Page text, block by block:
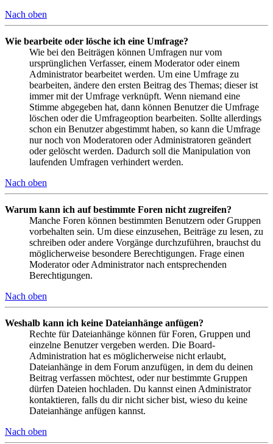
Nach oben
Wie bearbeite oder lösche ich eine Umfrage?
Wie bei den Beiträgen können Umfragen nur vom
ursprünglichen Verfasser, einem Moderator oder einem
Administrator bearbeitet werden. Um eine Umfrage zu
bearbeiten, ändere den ersten Beitrag des Themas; dieser ist
immer mit der Umfrage verknüpft. Wenn niemand eine
Stimme abgegeben hat, dann können Benutzer die Umfrage
löschen oder die Umfrageoption bearbeiten. Sollte allerdings
schon ein Benutzer abgestimmt haben, so kann die Umfrage
nur noch von Moderatoren oder Administratoren geändert
oder gelöscht werden. Dadurch soll die Manipulation von
laufenden Umfragen verhindert werden.
Nach oben
Warum kann ich auf bestimmte Foren nicht zugreifen?
Manche Foren können bestimmten Benutzern oder Gruppen
vorbehalten sein. Um diese einzusehen, Beiträge zu lesen, zu
schreiben oder andere Vorgänge durchzuführen, brauchst du
möglicherweise besondere Berechtigungen. Frage einen
Moderator oder Administrator nach entsprechenden
Berechtigungen.
Nach oben
Weshalb kann ich keine Dateianhänge anfügen?
Rechte für Dateianhänge können für Foren, Gruppen und
einzelne Benutzer vergeben werden. Die Board-
Administration hat es möglicherweise nicht erlaubt,
Dateianhänge in dem Forum anzufügen, in dem du deinen
Beitrag verfassen möchtest, oder nur bestimmte Gruppen
dürfen Dateien hochladen. Du kannst einen Administrator
kontaktieren, falls du dir nicht sicher bist, wieso du keine
Dateianhänge anfügen kannst.
Nach oben